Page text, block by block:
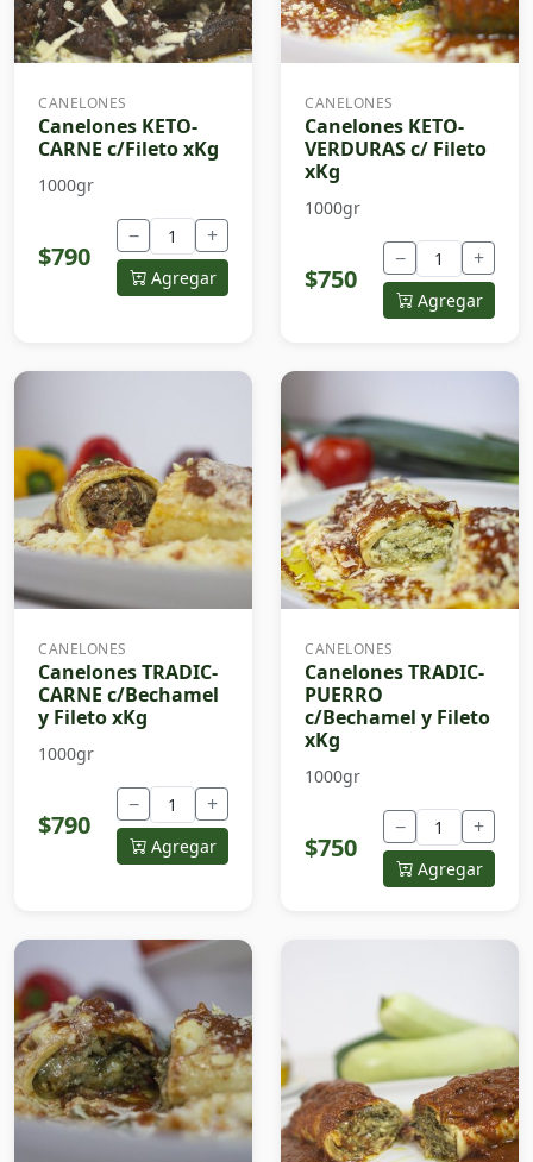
CANELONES
Canelones KETO-
CARNE c/Fileto xKg
1000gr
$790
− +
Agregar
CANELONES
Canelones KETO-
VERDURAS c/ Fileto
xKg
1000gr
$750
− +
Agregar
CANELONES
Canelones TRADIC-
CARNE c/Bechamel
y Fileto xKg
1000gr
$790
− +
Agregar
CANELONES
Canelones TRADIC-
PUERRO
c/Bechamel y Fileto
xKg
1000gr
$750
− +
Agregar